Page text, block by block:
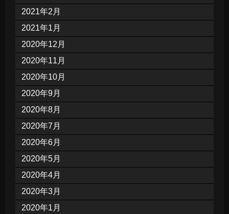
2021年2月
2021年1月
2020年12月
2020年11月
2020年10月
2020年9月
2020年8月
2020年7月
2020年6月
2020年5月
2020年4月
2020年3月
2020年1月